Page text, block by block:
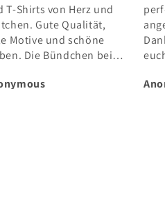
T-Shirts von Herz und
Gute Qualität,
Motive und schöne
Die Bündchen bei
sein. Bestelle immer